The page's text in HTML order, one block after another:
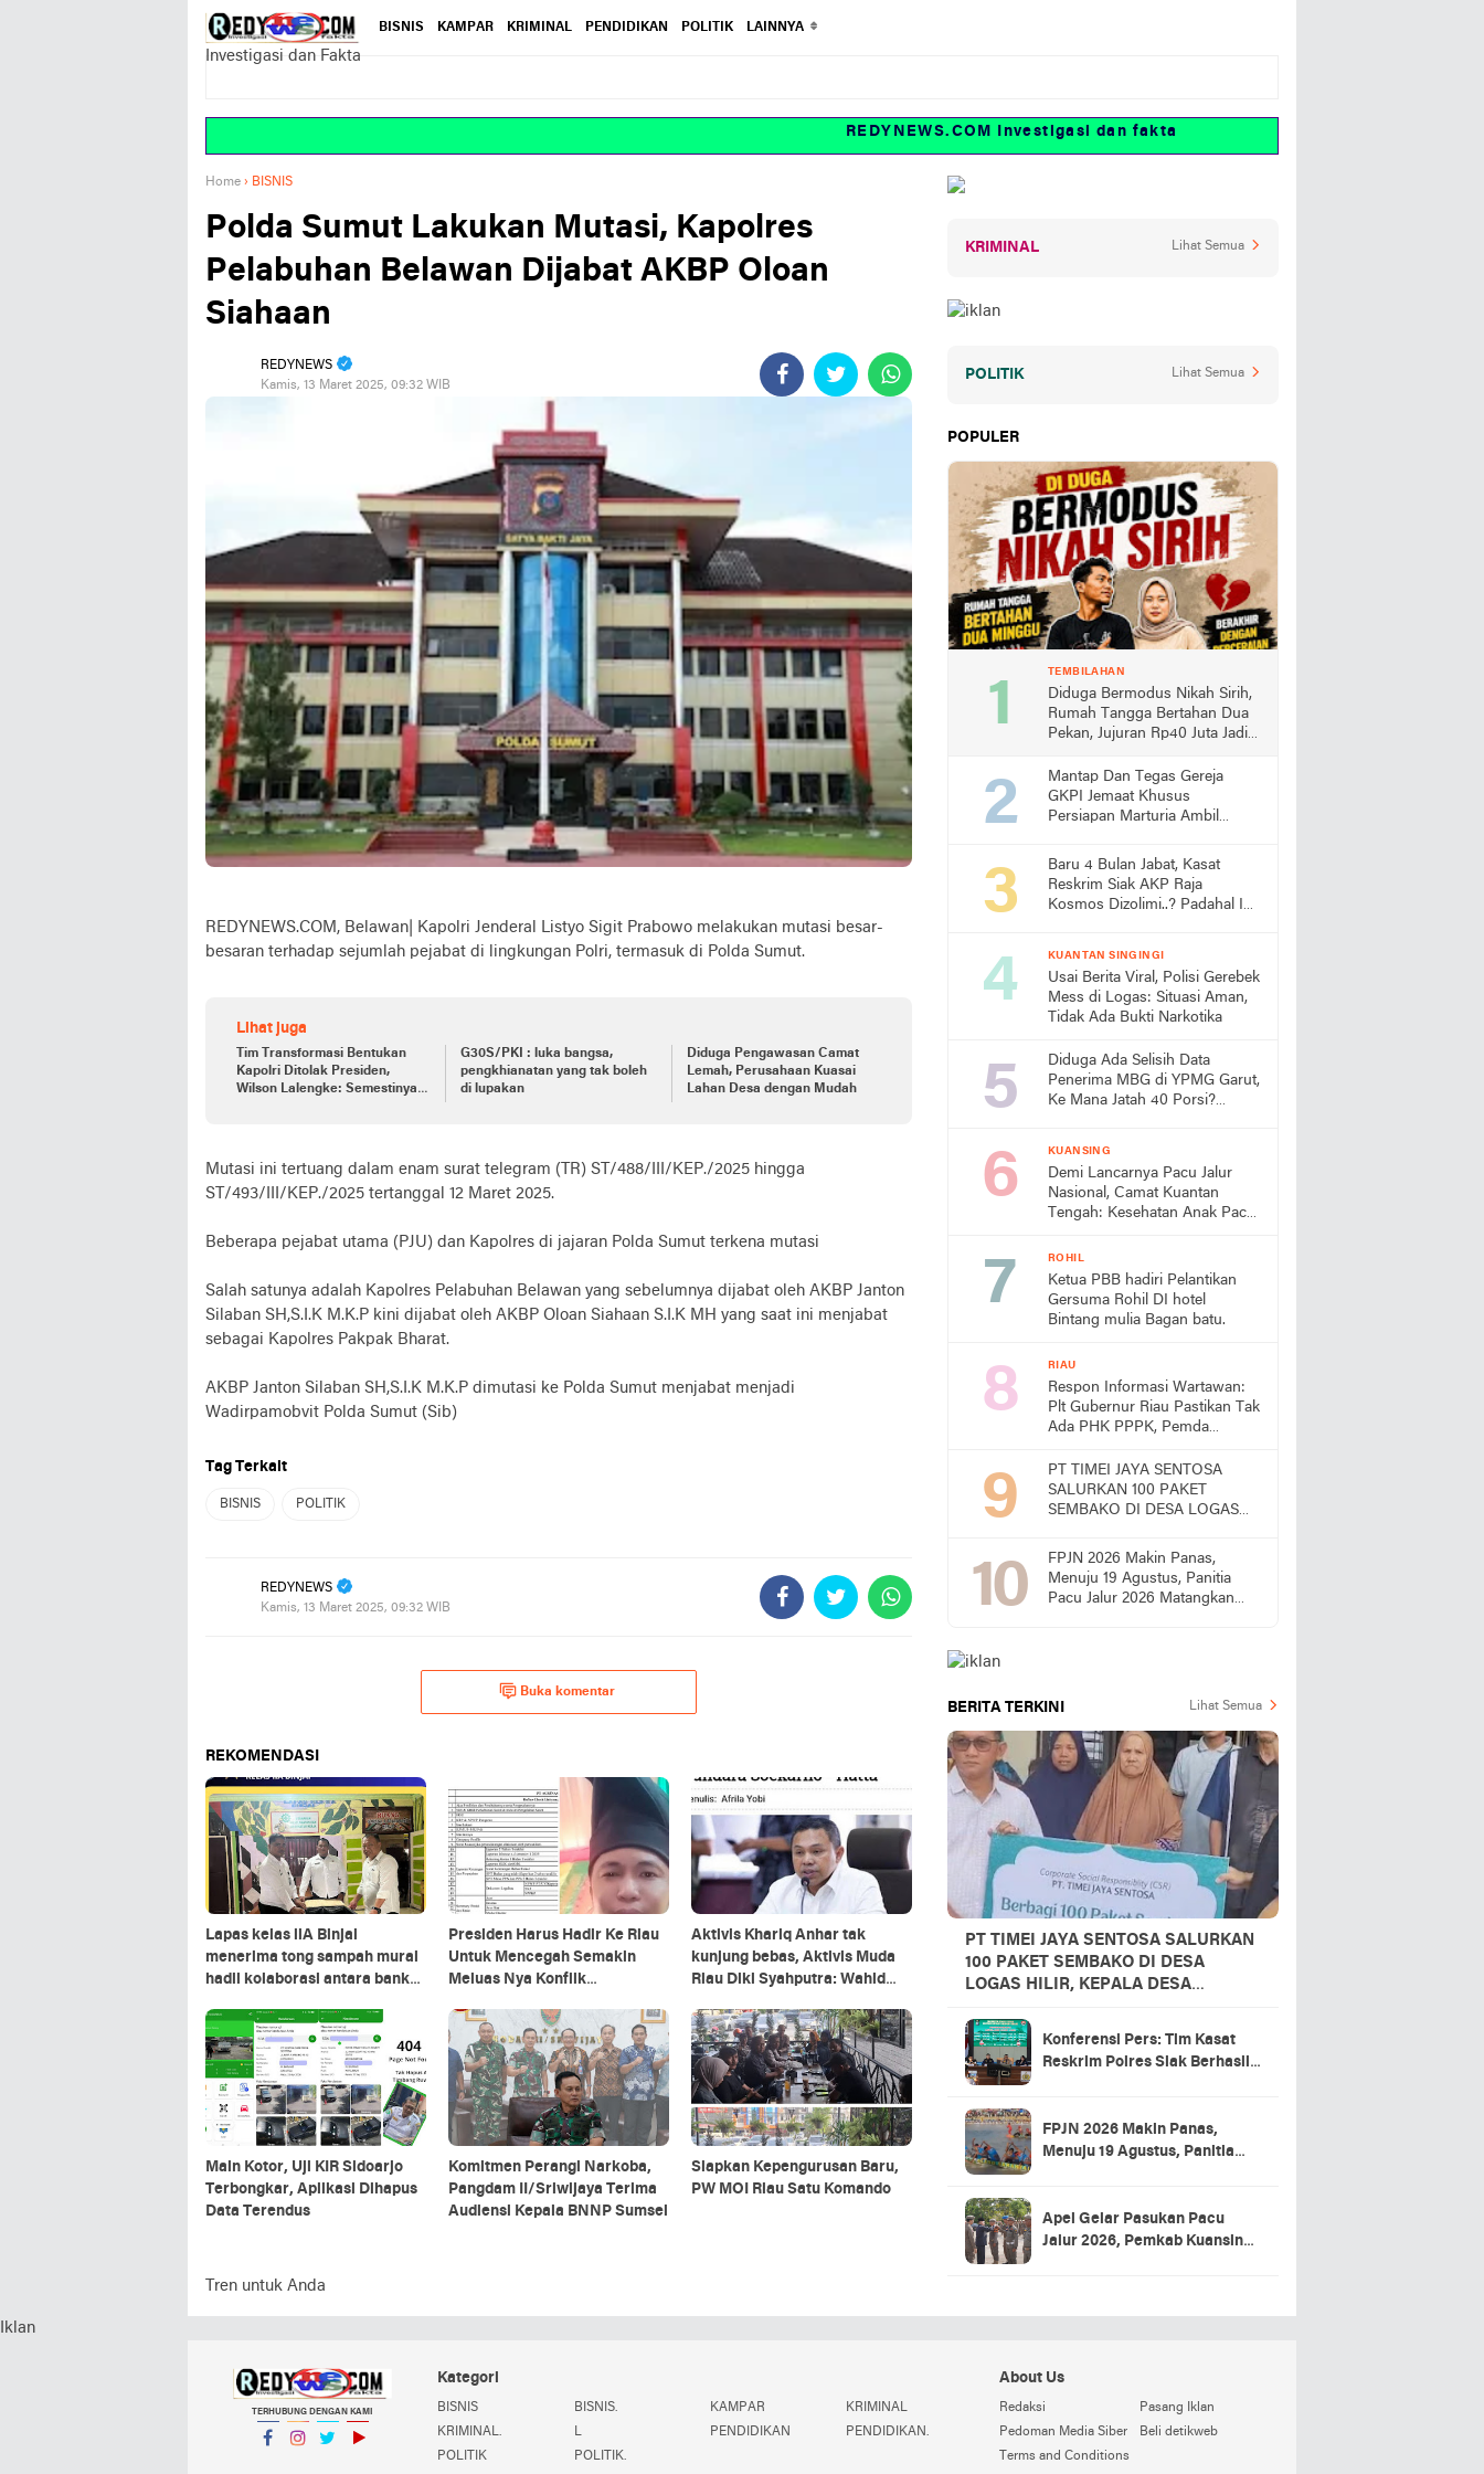
Investigasi dan Fakta
BISNIS KAMPAR KRIMINAL PENDIDIKAN POLITIK LAINNYA
REDYNEWS.COM Investigasi dan fakta
Home › BISNIS
Polda Sumut Lakukan Mutasi, Kapolres
Pelabuhan Belawan Dijabat AKBP Oloan
Siahaan
REDYNEWS
Kamis, 13 Maret 2025, 09:32 WIB
REDYNEWS.COM, Belawan| Kapolri Jenderal Listyo Sigit Prabowo melakukan mutasi besar-
besaran terhadap sejumlah pejabat di lingkungan Polri, termasuk di Polda Sumut.
Lihat juga
Tim Transformasi Bentukan
Kapolri Ditolak Presiden,
Wilson Lalengke: Semestinya
G30S/PKI : luka bangsa,
pengkhianatan yang tak boleh
di lupakan
Diduga Pengawasan Camat
Lemah, Perusahaan Kuasai
Lahan Desa dengan Mudah
Mutasi ini tertuang dalam enam surat telegram (TR) ST/488/III/KEP./2025 hingga
ST/493/III/KEP./2025 tertanggal 12 Maret 2025.
Beberapa pejabat utama (PJU) dan Kapolres di jajaran Polda Sumut terkena mutasi
Salah satunya adalah Kapolres Pelabuhan Belawan yang sebelumnya dijabat oleh AKBP Janton
Silaban SH,S.I.K M.K.P kini dijabat oleh AKBP Oloan Siahaan S.I.K MH yang saat ini menjabat
sebagai Kapolres Pakpak Bharat.
AKBP Janton Silaban SH,S.I.K M.K.P dimutasi ke Polda Sumut menjabat menjadi
Wadirpamobvit Polda Sumut (Sib)
Tag Terkait
BISNIS POLITIK
REDYNEWS
Kamis, 13 Maret 2025, 09:32 WIB
Buka komentar
REKOMENDASI
Lapas kelas llA Binjai
menerima tong sampah mural
hadil kolaborasi antara bank
Presiden Harus Hadir Ke Riau
Untuk Mencegah Semakin
Meluas Nya Konflik
Penerima KSO
Aktivis Khariq Anhar tak
kunjung bebas, Aktivis Muda
Riau Diki Syahputra: Wahid
Main Kotor, Uji KIR Sidoarjo
Terbongkar, Aplikasi Dihapus
Data Terendus
Komitmen Perangi Narkoba,
Pangdam II/Sriwijaya Terima
Audiensi Kepala BNNP Sumsel
Siapkan Kepengurusan Baru,
PW MOI Riau Satu Komando
Tren untuk Anda
KRIMINAL Lihat Semua
POLITIK Lihat Semua
POPULER
TEMBILAHAN
Diduga Bermodus Nikah Sirih,
Rumah Tangga Bertahan Dua
Pekan, Jujuran Rp40 Juta Jadi
Mantap Dan Tegas Gereja
GKPI Jemaat Khusus
Persiapan Marturia Ambil
Pertama lebih Awal
Baru 4 Bulan Jabat, Kasat
Reskrim Siak AKP Raja
Kosmos Dizolimi..? Padahal Ini
KUANTAN SINGINGI
Usai Berita Viral, Polisi Gerebek
Mess di Logas: Situasi Aman,
Tidak Ada Bukti Narkotika
Diduga Ada Selisih Data
Penerima MBG di YPMG Garut,
Ke Mana Jatah 40 Porsi?
KUANSING
Demi Lancarnya Pacu Jalur
Nasional, Camat Kuantan
Tengah: Kesehatan Anak Pacu
ROHIL
Ketua PBB hadiri Pelantikan
Gersuma Rohil DI hotel
Bintang mulia Bagan batu.
RIAU
Respon Informasi Wartawan:
Plt Gubernur Riau Pastikan Tak
Ada PHK PPPK, Pemda
PT TIMEI JAYA SENTOSA
SALURKAN 100 PAKET
SEMBAKO DI DESA LOGAS
UCAPKAN TERIMA KASIH
FPJN 2026 Makin Panas,
Menuju 19 Agustus, Panitia
Pacu Jalur 2026 Matangkan
BERITA TERKINI Lihat Semua
PT TIMEI JAYA SENTOSA SALURKAN
100 PAKET SEMBAKO DI DESA
LOGAS HILIR, KEPALA DESA
Konferensi Pers: Tim Kasat
Reskrim Polres Siak Berhasil
FPJN 2026 Makin Panas,
Menuju 19 Agustus, Panitia
Apel Gelar Pasukan Pacu
Jalur 2026, Pemkab Kuansing
Iklan
TERHUBUNG DENGAN KAMI
Kategori
BISNIS BISNIS. KAMPAR
KRIMINAL
KRIMINAL.
L PENDIDIKAN
PENDIDIKAN.
POLITIK
POLITIK.
About Us
Redaksi
Pasang Iklan
Pedoman Media Siber
Beli detikweb
Terms and Conditions